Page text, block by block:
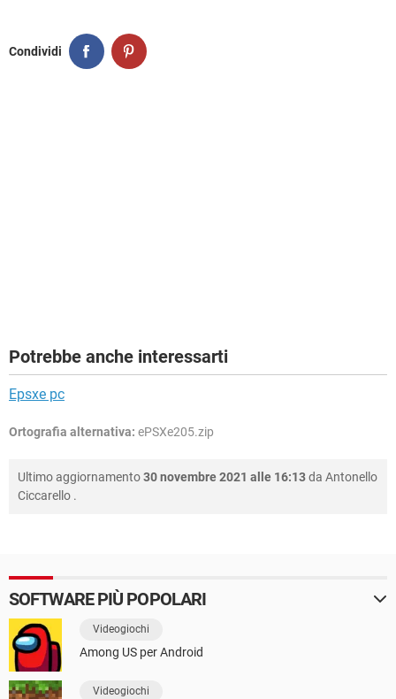
Condividi
Potrebbe anche interessarti
Epsxe pc
Ortografia alternativa: ePSXe205.zip
Ultimo aggiornamento30 novembre 2021 alle 16:13da Antonello
Ciccarello .
SOFTWARE PIÙ POPOLARI
Videogiochi
Among US per Android
Videogiochi